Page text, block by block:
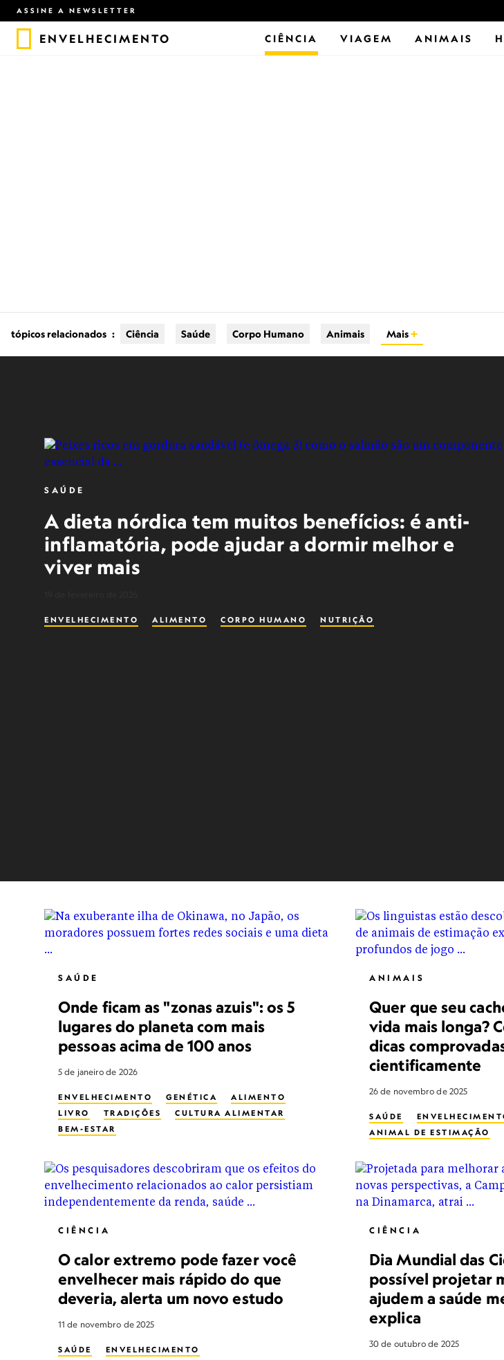
ASSINE A NEWSLETTER
ENVELHECIMENTO CIÊNCIA VIAGEM ANIMAIS
tópicos relacionados : Ciência Saúde Corpo Humano Animais Mais
SAÚDE
A dieta nórdica tem muitos benefícios: é anti-
inflamatória, pode ajudar a dormir melhor e
viver mais
ENVELHECIMENTO ALIMENTO CORPO HUMANO NUTRIÇÃO
SAÚDE
Onde ficam as "zonas azuis": os 5
lugares do planeta com mais
pessoas acima de 100 anos
5 de janeiro de 2026
ENVELHECIMENTO GENÉTICA
ALIMENTO
LIVRO
TRADIÇÕES
CULTURA ALIMENTAR
BEM-ESTAR
ANIMAIS
Quer que seu
vida mais longa?
dicas
cientificamente
26 de novembro de 2025
SAÚDE
ANIMAL DE ESTIMAÇÃO
CIÊNCIA
O calor extremo pode fazer você
envelhecer mais rápido do que
deveria, alerta um novo estudo
11 de novembro de 2025
SAÚDE
ENVELHECIMENTO
CIÊNCIA
Dia Mundial das
possível projetar
ajudem a saúde
explica
30 de outubro de 2025